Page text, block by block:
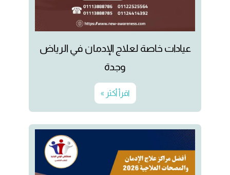
عيادات خاصة لعلاج الإدمان في الرياض
وجدة
اقرأ أكثر »